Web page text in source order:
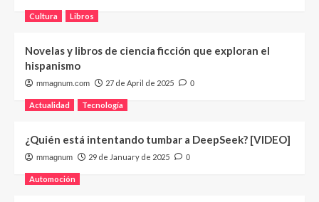
Cultura Libros
Novelas y libros de ciencia ficción que exploran el
hispanismo
mmagnum.com 27 de April de 2025 0
Actualidad Tecnología
¿Quién está intentando tumbar a DeepSeek? [VIDEO]
mmagnum 29 de January de 2025 0
Automoción